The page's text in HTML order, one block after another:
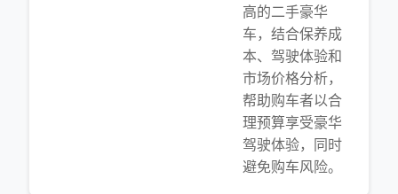
高的二手豪华
车，结合保养成
本、驾驶体验和
市场价格分析，
帮助购车者以合
理预算享受豪华
驾驶体验，同时
避免购车风险。